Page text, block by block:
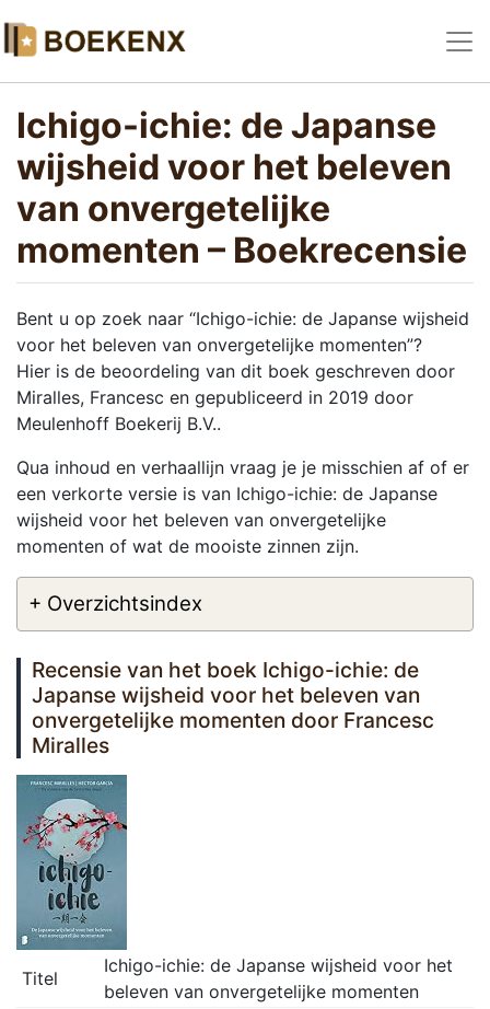
Ichigo-ichie: de Japanse
wijsheid voor het beleven
van onvergetelijke
momenten – Boekrecensie
Bent u op zoek naar “Ichigo-ichie: de Japanse wijsheid
voor het beleven van onvergetelijke momenten”?
Hier is de beoordeling van dit boek geschreven door
Miralles, Francesc en gepubliceerd in 2019 door
Meulenhoff Boekerij B.V..
Qua inhoud en verhaallijn vraag je je misschien af of er
een verkorte versie is van Ichigo-ichie: de Japanse
wijsheid voor het beleven van onvergetelijke
momenten of wat de mooiste zinnen zijn.
+ Overzichtsindex
Recensie van het boek Ichigo-ichie: de
Japanse wijsheid voor het beleven van
onvergetelijke momenten door Francesc
Miralles
Titel
Ichigo-ichie: de Japanse wijsheid voor het
beleven van onvergetelijke momenten